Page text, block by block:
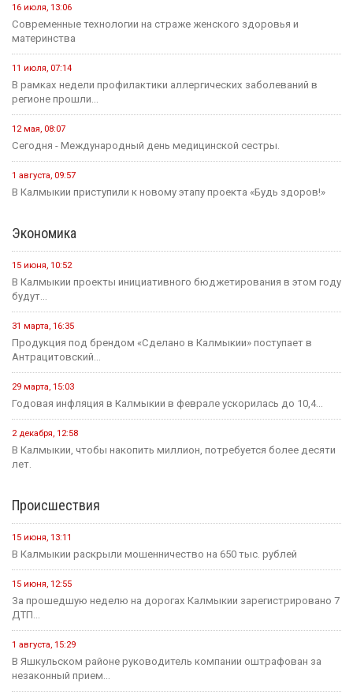
16 июля, 13:06
Современные технологии на страже женского здоровья и
материнства
11 июля, 07:14
В рамках недели профилактики аллергических заболеваний в
регионе прошли...
12 мая, 08:07
Сегодня - Международный день медицинской сестры.
1 августа, 09:57
В Калмыкии приступили к новому этапу проекта «Будь здоров!»
Экономика
15 июня, 10:52
В Калмыкии проекты инициативного бюджетирования в этом году
будут...
31 марта, 16:35
Продукция под брендом «Сделано в Калмыкии» поступает в
Антрацитовский...
29 марта, 15:03
Годовая инфляция в Калмыкии в феврале ускорилась до 10,4...
2 декабря, 12:58
В Калмыкии, чтобы накопить миллион, потребуется более десяти
лет.
Происшествия
15 июня, 13:11
В Калмыкии раскрыли мошенничество на 650 тыс. рублей
15 июня, 12:55
За прошедшую неделю на дорогах Калмыкии зарегистрировано 7
ДТП...
1 августа, 15:29
В Яшкульском районе руководитель компании оштрафован за
незаконный прием...